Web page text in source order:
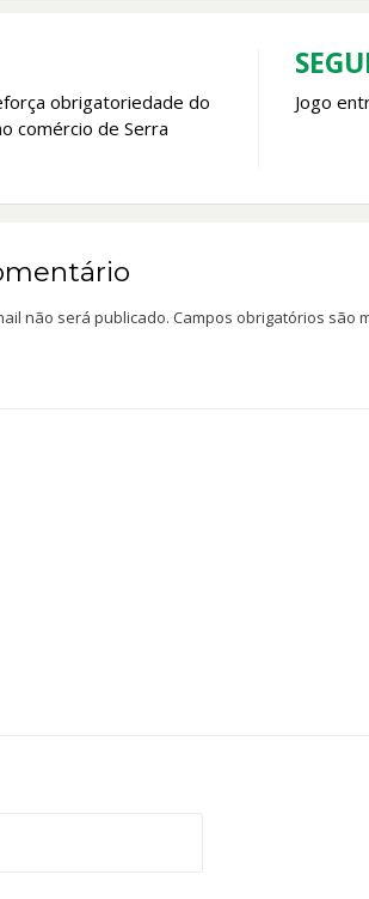
obrigatoriedade do
comércio de Serra
Jogo
não será publicado. Campos obrigatórios são